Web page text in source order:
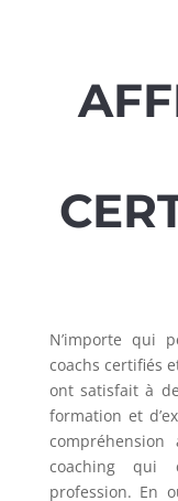
N’importe qui
coachs certifiés
ont satisfait à
formation et
coaching qui
profession. En